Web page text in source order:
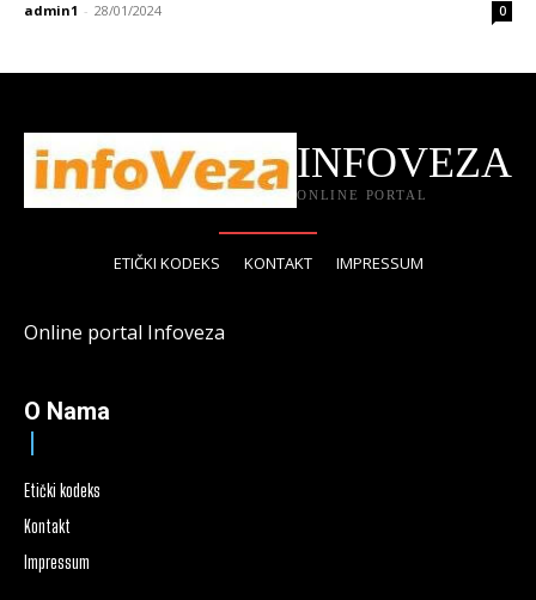
admin1 - 28/01/2024 0
INFOVEZA
ONLINE PORTAL
ETIČKI KODEKS KONTAKT IMPRESSUM
Online portal Infoveza
O Nama
Etički kodeks
Kontakt
Impressum